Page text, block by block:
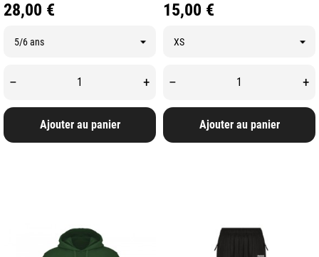
Prix
28,00 €
– +
Ajouter au panier
Prix
15,00 €
– +
Ajouter au panier